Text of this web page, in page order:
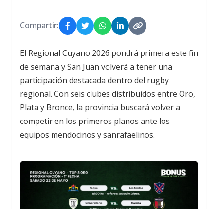
Compartir:
El Regional Cuyano 2026 pondrá primera este fin
de semana y San Juan volverá a tener una
participación destacada dentro del rugby
regional. Con seis clubes distribuidos entre Oro,
Plata y Bronce, la provincia buscará volver a
competir en los primeros planos ante los
equipos mendocinos y sanrafaelinos.